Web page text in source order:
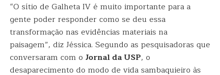
“O sítio de Galheta IV é muito importante para a
gente poder responder como se deu essa
transformação nas evidências materiais na
paisagem”, diz Jéssica. Segundo as pesquisadoras que
conversaram com o Jornal da USP, o
desaparecimento do modo de vida sambaquieiro às